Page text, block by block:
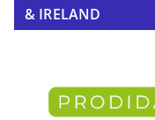
& IRELAND